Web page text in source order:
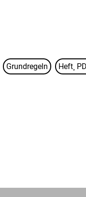
Grundregeln Heft¸